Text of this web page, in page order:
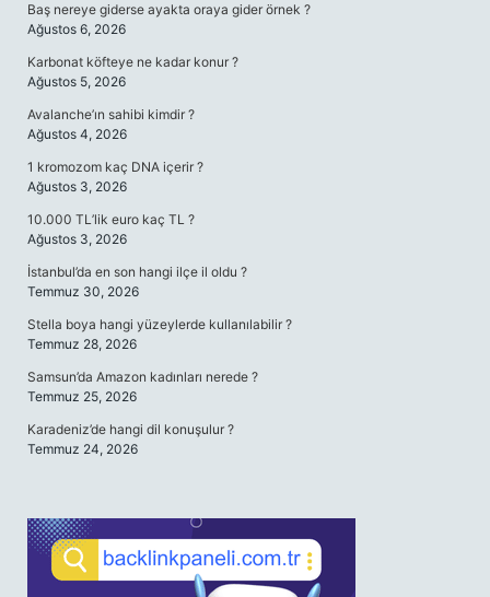
Baş nereye giderse ayakta oraya gider örnek ?
Ağustos 6, 2026
Karbonat köfteye ne kadar konur ?
Ağustos 5, 2026
Avalanche’ın sahibi kimdir ?
Ağustos 4, 2026
1 kromozom kaç DNA içerir ?
Ağustos 3, 2026
10.000 TL’lik euro kaç TL ?
Ağustos 3, 2026
İstanbul’da en son hangi ilçe il oldu ?
Temmuz 30, 2026
Stella boya hangi yüzeylerde kullanılabilir ?
Temmuz 28, 2026
Samsun’da Amazon kadınları nerede ?
Temmuz 25, 2026
Karadeniz’de hangi dil konuşulur ?
Temmuz 24, 2026